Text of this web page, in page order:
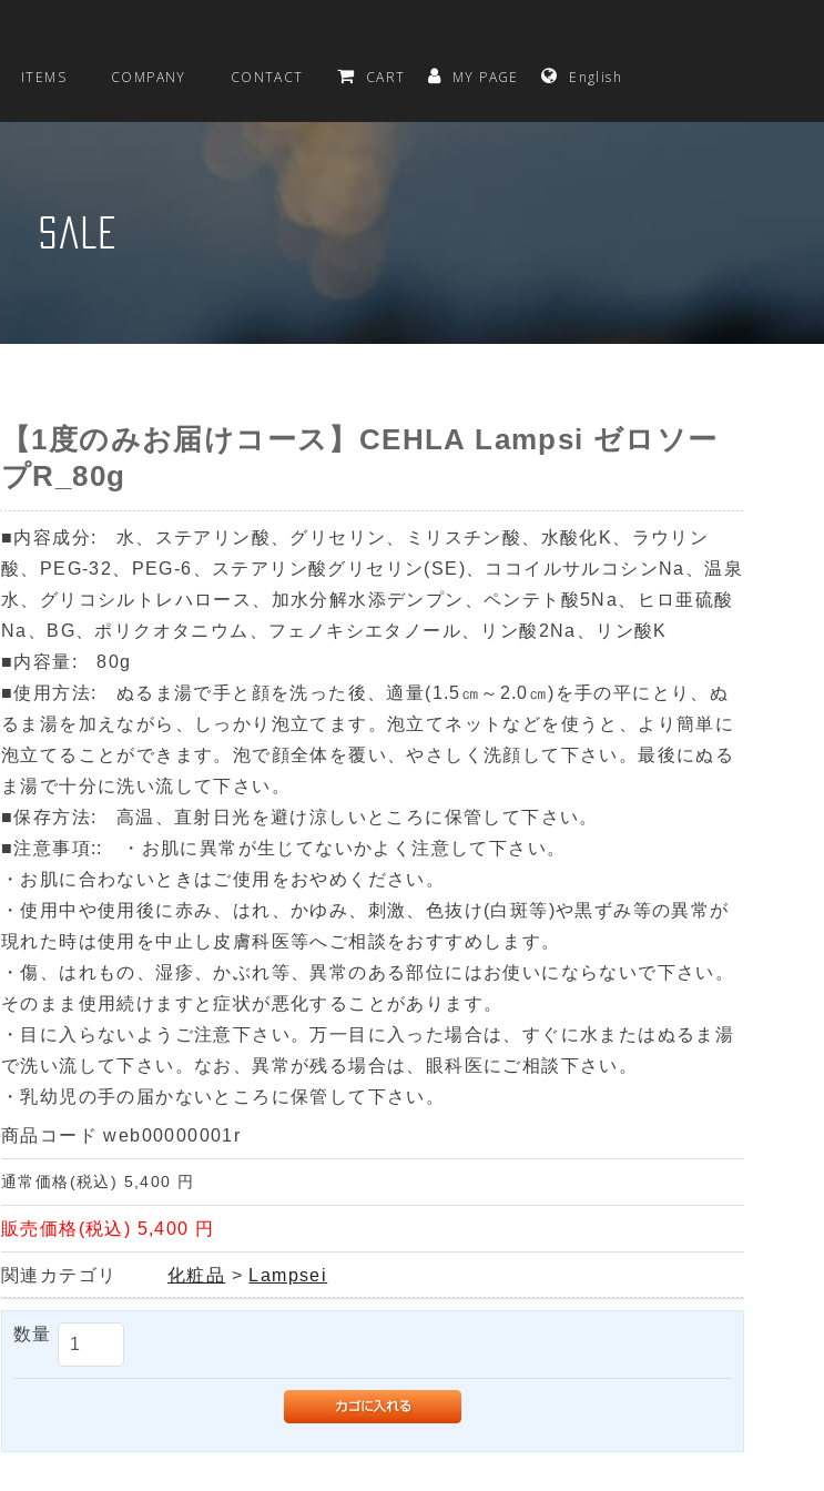
ITEMS COMPANY CONTACT CART MY PAGE English
SALE
【1度のみお届けコース】CEHLA Lampsi ゼロソー
プR_80g
■内容成分: 水、ステアリン酸、グリセリン、ミリスチン酸、水酸化K、ラウリン
酸、PEG-32、PEG-6、ステアリン酸グリセリン(SE)、ココイルサルコシンNa、温泉
水、グリコシルトレハロース、加水分解水添デンプン、ペンテト酸5Na、ヒロ亜硫酸
Na、BG、ポリクオタニウム、フェノキシエタノール、リン酸2Na、リン酸K
■内容量: 80g
■使用方法: ぬるま湯で手と顔を洗った後、適量(1.5㎝～2.0㎝)を手の平にとり、ぬ
るま湯を加えながら、しっかり泡立てます。泡立てネットなどを使うと、より簡単に
泡立てることができます。泡で顔全体を覆い、やさしく洗顔して下さい。最後にぬる
ま湯で十分に洗い流して下さい。
■保存方法: 高温、直射日光を避け涼しいところに保管して下さい。
■注意事項:: ・お肌に異常が生じてないかよく注意して下さい。
・お肌に合わないときはご使用をおやめください。
・使用中や使用後に赤み、はれ、かゆみ、刺激、色抜け(白斑等)や黒ずみ等の異常が
現れた時は使用を中止し皮膚科医等へご相談をおすすめします。
・傷、はれもの、湿疹、かぶれ等、異常のある部位にはお使いにならないで下さい。
そのまま使用続けますと症状が悪化することがあります。
・目に入らないようご注意下さい。万一目に入った場合は、すぐに水またはぬるま湯
で洗い流して下さい。なお、異常が残る場合は、眼科医にご相談下さい。
・乳幼児の手の届かないところに保管して下さい。
商品コード web00000001r
通常価格(税込) 5,400 円
販売価格(税込) 5,400 円
関連カテゴリ 化粧品 > Lampsei
数量